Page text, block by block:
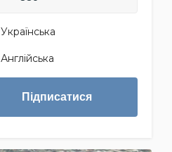
Українська
Англійська
Підписатися